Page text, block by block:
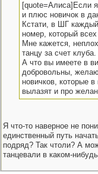
[quote=Алиса]Если
и плюс новичок в
Кстати, в ШГ
номер, который
Мне кажется,
танцу за счет клуба.
А что вы имеете в
добровольны,
новичков, которые
вылазят и про
Я что-то наверное не
единственный путь
подряд? Так чтоли? А
танцевали в каком-